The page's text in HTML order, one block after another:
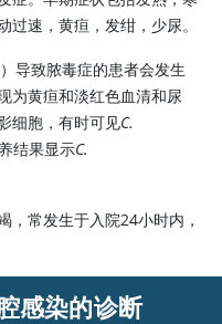
速，黄疸，发绀，少尿。
）导致脓毒症的患者会发生
为黄疸和淡红色血清和尿
细胞，有时可见C.
结果显示C.
，常发生于入院24小时内，
感染的诊断